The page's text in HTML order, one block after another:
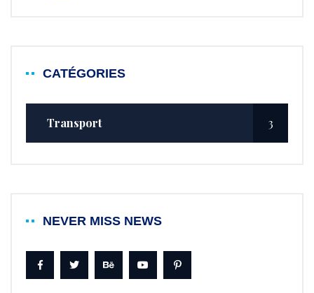
CATÉGORIES
Transport 3
NEVER MISS NEWS